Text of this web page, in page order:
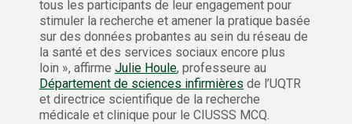
tous les participants de leur engagement pour
stimuler la recherche et amener la pratique basée
sur des données probantes au sein du réseau de
la santé et des services sociaux encore plus
loin », affirme Julie Houle, professeure au
Département de sciences infirmières de l’UQTR
et directrice scientifique de la recherche
médicale et clinique pour le CIUSSS MCQ.